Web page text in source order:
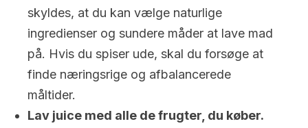
skyldes, at du kan vælge naturlige
ingredienser og sundere måder at lave mad
på. Hvis du spiser ude, skal du forsøge at
finde næringsrige og afbalancerede
måltider.
Lav juice med alle de frugter, du køber.